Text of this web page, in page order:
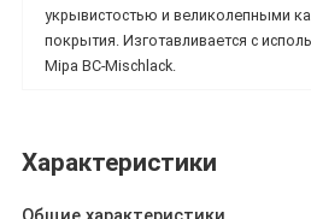
укрывистостью и великолепными
покрытия. Изготавливается с
Mipa BC-Mischlack.
Характеристики